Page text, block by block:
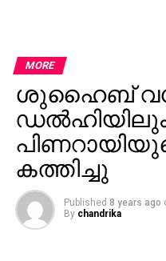
MORE
ശുഹൈബ്
ഡല്‍ഹിയിലും
കത്തിച്ചു
Published 8 years ago
By chandrika